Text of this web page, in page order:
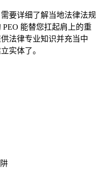
要详细了解当地法律法规
能替您扛起肩上的重
法律专业知识并充当中
实体了。